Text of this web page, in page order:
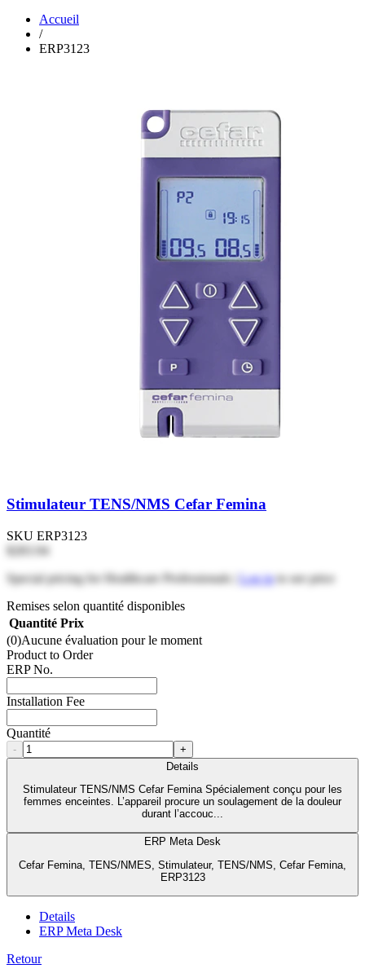
Accueil
/
ERP3123
Stimulateur TENS/NMS Cefar Femina
SKU ERP3123
$283.94
Special pricing for Healthcare Professionals | Log into see price
Remises selon quantité disponibles
Quantité Prix
(0)Aucune évaluation pour le moment
Product to Order
ERP No.
Installation Fee
Quantité
-
+
Details
Stimulateur TENS/NMS Cefar Femina Spécialement conçu pour les
femmes enceintes. L’appareil procure un soulagement de la douleur
durant l’accouc...
ERP Meta Desk
Cefar Femina, TENS/NMES, Stimulateur, TENS/NMS, Cefar Femina,
ERP3123
Details
ERP Meta Desk
Retour